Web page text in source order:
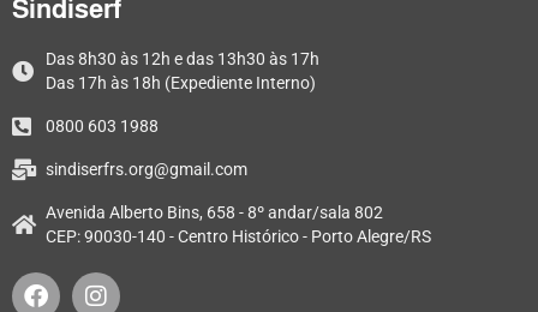
Sindiserf
Das 8h30 às 12h e das 13h30 às 17h
Das 17h às 18h (Expediente Interno)
0800 603 1988
sindiserfrs.org@gmail.com
Avenida Alberto Bins, 658 - 8º andar/sala 802
CEP: 90030-140 - Centro Histórico - Porto Alegre/RS